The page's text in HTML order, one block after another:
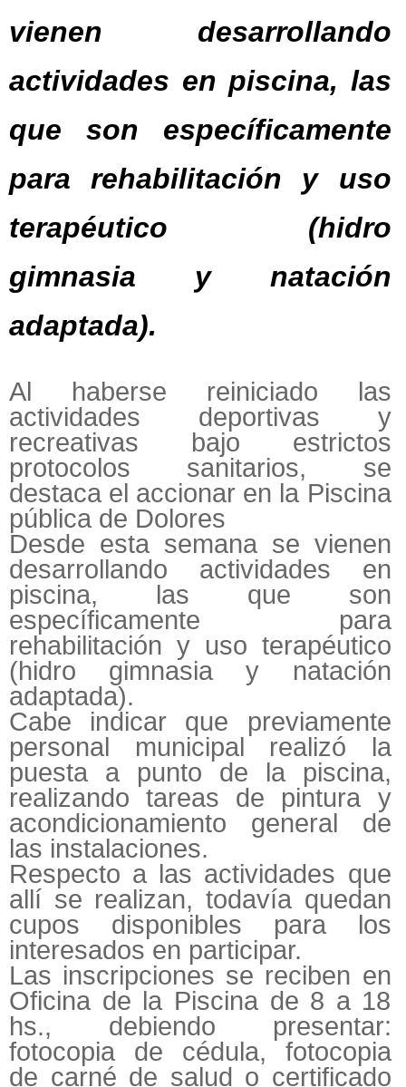
vienen desarrollando
actividades en piscina, las
que son específicamente
para rehabilitación y uso
terapéutico (hidro
gimnasia y natación
adaptada).
Al haberse reiniciado las
actividades deportivas y
recreativas bajo estrictos
protocolos sanitarios, se
destaca el accionar en la Piscina
pública de Dolores
Desde esta semana se vienen
desarrollando actividades en
piscina, las que son
específicamente para
rehabilitación y uso terapéutico
(hidro gimnasia y natación
adaptada).
Cabe indicar que previamente
personal municipal realizó la
puesta a punto de la piscina,
realizando tareas de pintura y
acondicionamiento general de
las instalaciones.
Respecto a las actividades que
allí se realizan, todavía quedan
cupos disponibles para los
interesados en participar.
Las inscripciones se reciben en
Oficina de la Piscina de 8 a 18
hs., debiendo presentar:
fotocopia de cédula, fotocopia
de carné de salud o certificado